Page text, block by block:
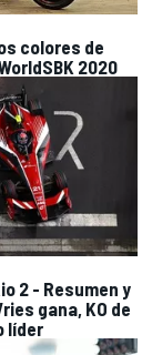
colores de
2020
2 - Resumen y
gana, KO de
líder